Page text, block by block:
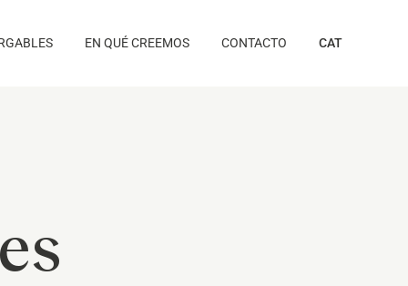
EN QUÉ CREEMOS CONTACTO CAT